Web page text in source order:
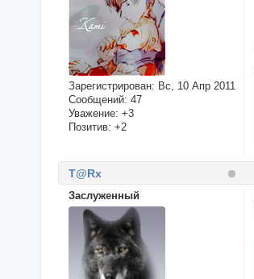
Зарегистрирован: Вс, 10 Апр 2011
Сообщений: 47
Уважение: +3
Позитив: +2
T@Rx
Заслуженный